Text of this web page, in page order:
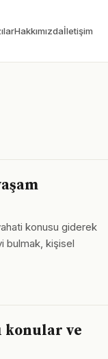
Hakkımızdaİletişim
konusu giderek
bulmak, kişisel
konular ve